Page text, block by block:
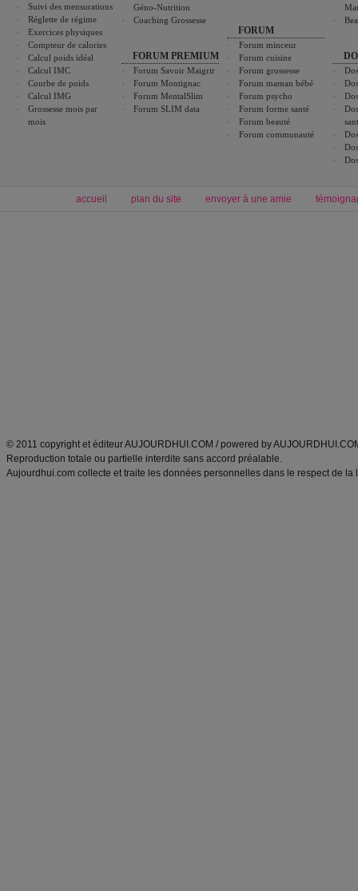
Suivi des mensurations
Réglette de régime
Exercices physiques
Compteur de calories
Calcul poids idéal
Calcul IMC
Courbe de poids
Calcul IMG
Grossesse mois par
mois
Géno-Nutrition
Coaching Grossesse
FORUM PREMIUM
Forum Savoir Maigrir
Forum Montignac
Forum MentalSlim
Forum SLIM data
FORUM
Forum minceur
Forum cuisine
Forum grossesse
Forum maman bébé
Forum psycho
Forum forme santé
Forum beauté
Forum communauté
accueil plan du site envoyer à une amie
© 2011 copyright et éditeur AUJOURDHUI.COM / powered by
Reproduction totale ou partielle interdite sans accord préalable.
Aujourdhui.com collecte et traite les données personnelles dans le respect de